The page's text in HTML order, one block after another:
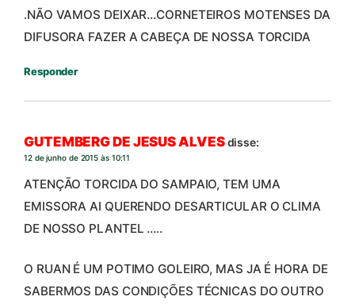
.NÃO VAMOS DEIXAR…CORNETEIROS MOTENSES DA
DIFUSORA FAZER A CABEÇA DE NOSSA TORCIDA
Responder
GUTEMBERG DE JESUS ALVESdisse:
12 de junho de 2015 às 10:11
ATENÇÃO TORCIDA DO SAMPAIO, TEM UMA
EMISSORA AI QUERENDO DESARTICULAR O CLIMA
DE NOSSO PLANTEL …..
O RUAN É UM POTIMO GOLEIRO, MAS JA É HORA DE
SABERMOS DAS CONDIÇÕES TÉCNICAS DO OUTRO